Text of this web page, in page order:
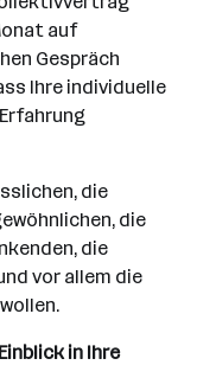
auf
Gespräch
Ihre individuelle
die
die
die
vor allem die
in Ihre